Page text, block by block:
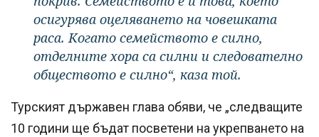
осигурява оцеляването на човешката
раса. Когато семейството е силно,
отделните хора са силни и следователно
обществото е силно“, каза той.
Турският държавен глава обяви, че „следващите
10 години ще бъдат посветени на укрепването на